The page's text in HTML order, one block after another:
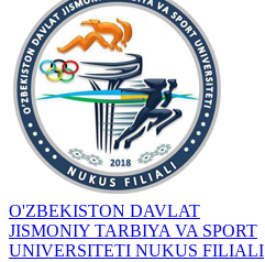
O'ZBEKISTON DAVLAT
JISMONIY TARBIYA VA SPORT
UNIVERSITETI NUKUS FILIALI